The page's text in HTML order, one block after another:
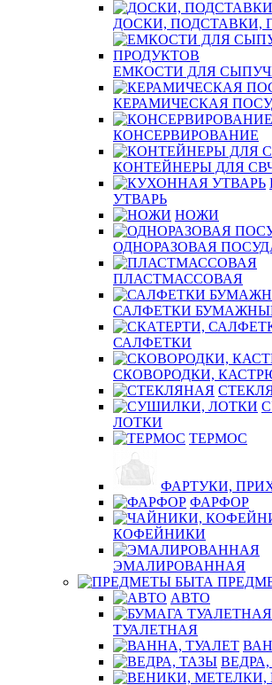
ДОСКИ, ПОДСТАВКИ,
ЕМКОСТИ ДЛЯ
КЕРАМИЧЕСКАЯ
КОНСЕРВИРОВАНИЕ
КОНТЕЙНЕРЫ ДЛЯ
УТВАРЬ
НОЖИ
ОДНОРАЗОВАЯ
ПЛАСТМАССОВАЯ
САЛФЕТКИ
САЛФЕТКИ
СКОВОРОДКИ,
ЛОТКИ
ТЕРМОС
ФАРТУКИ,
ФАРФОР
КОФЕЙНИКИ
ЭМАЛИРОВАННАЯ
АВТО
ТУАЛЕТНАЯ